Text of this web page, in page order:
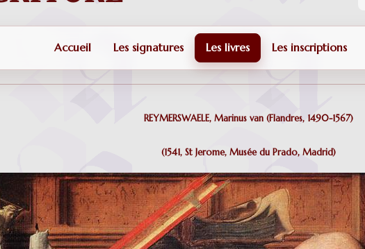
Accueil Les signatures Les livres Les inscriptions
REYMERSWAELE, Marinus van (Flandres, 1490-1567)
(1541, St Jerome, Musée du Prado, Madrid)